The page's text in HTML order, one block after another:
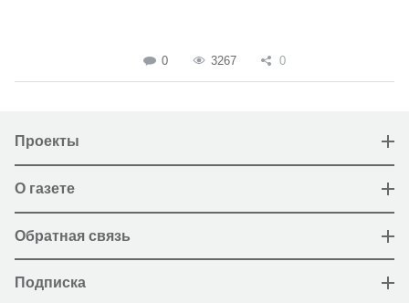
0 3267 0
Проекты
О газете
Обратная связь
Подписка